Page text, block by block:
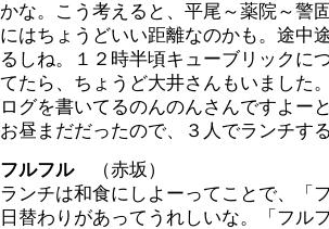
かな。こう考えると、平尾～薬院～警
にはちょうどいい距離なのかも。途中
るしね。１２時半頃キューブリックに
てたら、ちょうど大井さんもいました
ログを書いてるのんのんさんですよー
お昼まだだったので、３人でランチす
フルフル（赤坂）
ランチは和食にしよーってことで、「
日替わりがあってうれしいな。「フル